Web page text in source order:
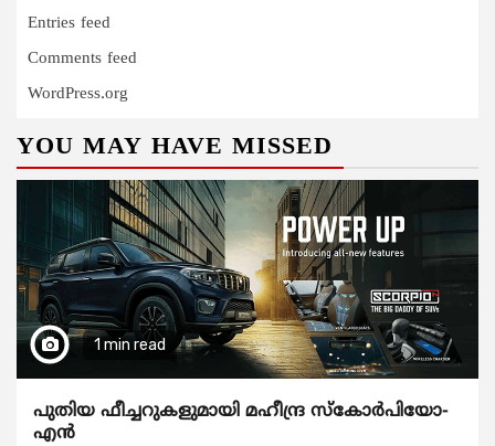
Entries feed
Comments feed
WordPress.org
YOU MAY HAVE MISSED
1 min read
പുതിയ ഫീച്ചറുകളുമായി മഹീന്ദ്ര സ്കോർപിയോ-
എൻ